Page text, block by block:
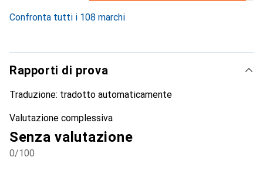
Confronta tutti i 108 marchi
Rapporti di prova
Traduzione: tradotto automaticamente
Valutazione complessiva
Senza valutazione
0/100